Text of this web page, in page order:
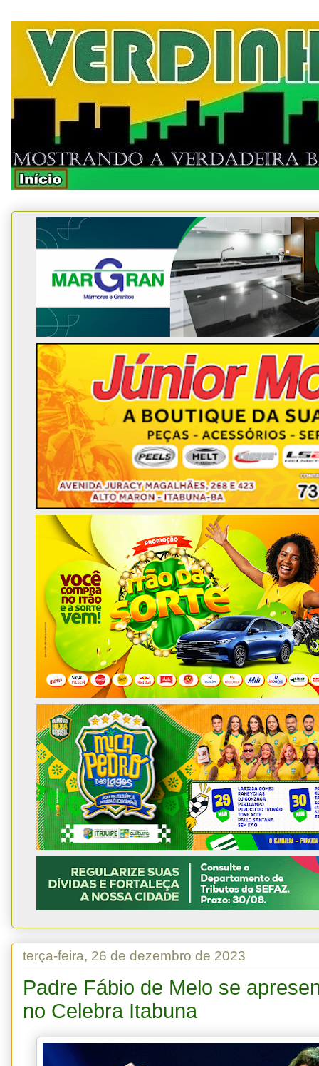
terça-feira, 26 de dezembro de 2023
Padre Fábio de Melo se
no Celebra Itabuna